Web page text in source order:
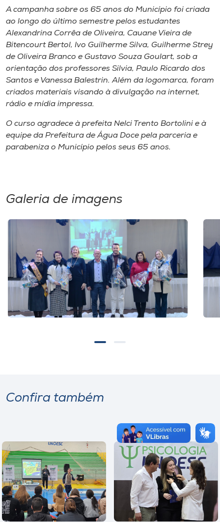
A+
A campanha sobre os 65 anos do Município foi criada
ao longo do último semestre pelos estudantes
Alexandrina Corrêa de Oliveira, Cauane Vieira de
Bitencourt Bertol, Ivo Guilherme Silva, Guilherme Strey
de Oliveira Branco e Gustavo Souza Goulart, sob a
orientação dos professores Silvia, Paulo Ricardo dos
Santos e Vanessa Balestrin. Além da logomarca, foram
criados materiais visando à divulgação na internet,
rádio e mídia impressa.
O curso agradece à prefeita Nelci Trento Bortolini e à
equipe da Prefeitura de Água Doce pela parceria e
parabeniza o Município pelos seus 65 anos.
Galeria de imagens
Confira também